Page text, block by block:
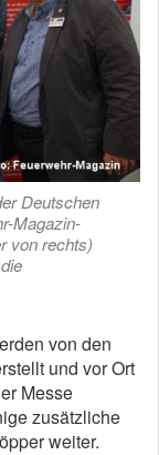
Deutschen
Magazin-
von rechts)
von den
und vor Ort
Messe
zusätzliche
weiter.